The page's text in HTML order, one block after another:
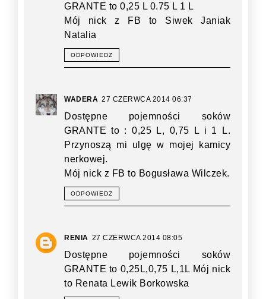
GRANTE to 0,25 L 0.75 L 1 L
Mój nick z FB to Siwek Janiak
Natalia
ODPOWIEDZ
WADERA 27 CZERWCA 2014 06:37
Dostępne pojemności soków
GRANTE to : 0,25 L, 0,75 L i 1 L.
Przynoszą mi ulgę w mojej kamicy
nerkowej.
Mój nick z FB to Bogusława Wilczek.
ODPOWIEDZ
RENIA 27 CZERWCA 2014 08:05
Dostępne pojemności soków
GRANTE to 0,25L,0,75 L,1L Mój nick
to Renata Lewik Borkowska